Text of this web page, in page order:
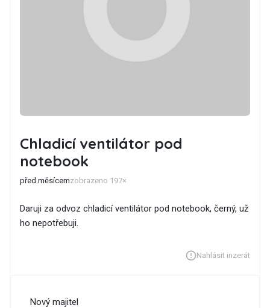
Chladicí ventilátor pod
notebook
před měsícemzobrazeno 197×
Daruji za odvoz chladicí ventilátor pod notebook, černý, už
ho nepotřebuji.
Nahlásit inzerát
Nový majitel